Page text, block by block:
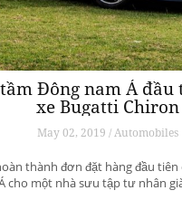
Đông nam Á đầu
xe Bugatti Chiron
May 02, 2019 / Automobiles
thành đơn đặt hàng đầu tiên
cho một nhà sưu tập tư nhân